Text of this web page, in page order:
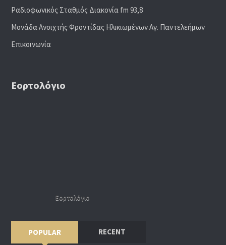
Ραδιoφωνικός Σταθμός Διακονία fm 93,8
Μονάδα Ανοιχτής Φροντίδας Ηλικιωμένων Αγ. Παντελεήμων
Επικοινωνία
Εορτολόγιο
Εορτολόγιο
POPULAR RECENT